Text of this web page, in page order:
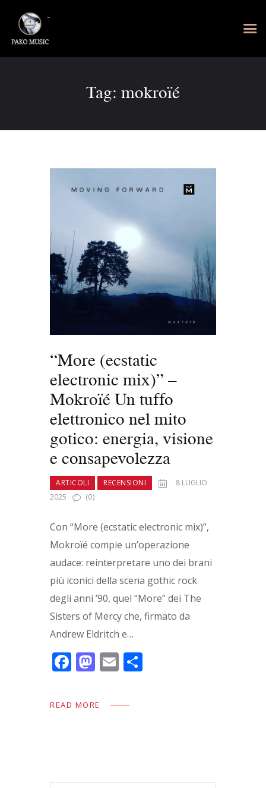
Tag: mokroïé
“More (ecstatic
electronic mix)” –
Mokroïé Un tuffo
elettronico nel mito
gotico: energia, visione
e consapevolezza
ARTICOLI RECENSIONI
8 LUGLIO
2025
(0)
Con “More (ecstatic electronic mix)”,
Mokroïé compie un’operazione
audace: reinterpretare uno dei brani
più iconici della scena gothic rock
degli anni ’90, quel “More” dei The
Sisters of Mercy che, firmato da
Andrew Eldritch e…
F
e
M
to
E
ai
READ MORE